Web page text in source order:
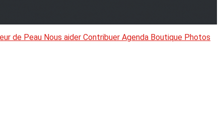
de Peau Nous aider Contribuer Agenda Boutique Photos